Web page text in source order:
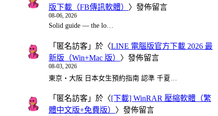
版下載（FB傳訊軟體） 〉發佈留言
08-06, 2026
Solid guide — the lo…
「 匿名訪客 」於〈LINE 電腦版官方下載 2026 最
新版（Win+Mac 版） 〉發佈留言
08-03, 2026
東京・大阪 日本女生預約指南 認準 千夏…
「 匿名訪客 」於〈[下載] WinRAR 壓縮軟體（繁
體中文版+免費版） 〉發佈留言